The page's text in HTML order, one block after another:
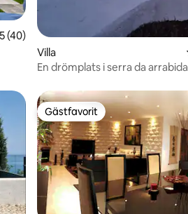
5 i genomsnittligt betyg, 40
5 (40)
Villa
En drömplats i serra da arrabida
Gästfavorit
Gästfavorit